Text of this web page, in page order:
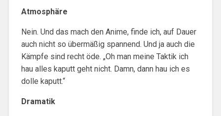
Atmosphäre
Nein. Und das mach den Anime, finde ich, auf Dauer
auch nicht so übermäßig spannend. Und ja auch die
Kämpfe sind recht öde. „Oh man meine Taktik ich
hau alles kaputt geht nicht. Damn, dann hau ich es
dolle kaputt.“
Dramatik